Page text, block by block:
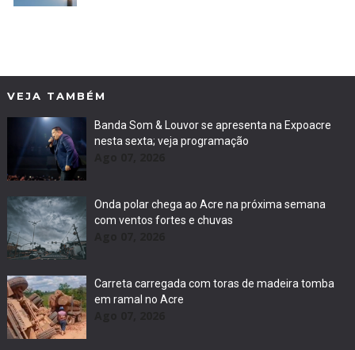
VEJA TAMBÉM
Banda Som & Louvor se apresenta na Expoacre
nesta sexta; veja programação
Onda polar chega ao Acre na próxima semana
com ventos fortes e chuvas
Carreta carregada com toras de madeira tomba
em ramal no Acre